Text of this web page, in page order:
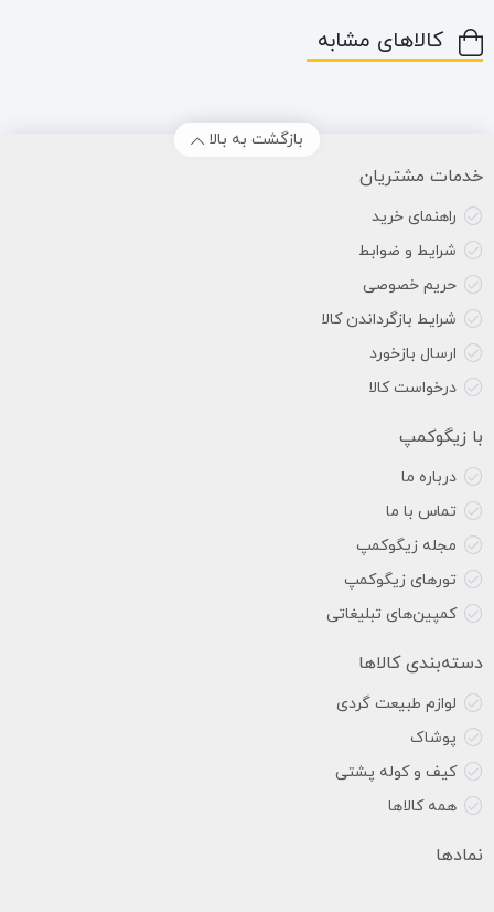
کالاهای مشابه
بازگشت به بالا
خدمات مشتریان
راهنمای خرید
شرایط و ضوابط
حریم خصوصی
شرایط بازگرداندن کالا
ارسال بازخورد
درخواست کالا
با زیگوکمپ
درباره ما
تماس با ما
مجله زیگوکمپ
تورهای زیگوکمپ
کمپین‌های تبلیغاتی
دسته‌بندی کالاها
لوازم طبیعت گردی
پوشاک
کیف و کوله پشتی
همه کالاها
نمادها